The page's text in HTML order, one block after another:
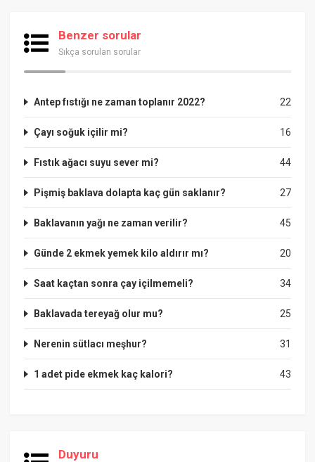
Benzer sorular
Sıkça sorulan sorular
22
Antep fıstığı ne zaman toplanır 2022?
16
Çayı soğuk içilir mi?
44
Fıstık ağacı suyu sever mi?
27
Pişmiş baklava dolapta kaç gün saklanır?
45
Baklavanın yağı ne zaman verilir?
20
Günde 2 ekmek yemek kilo aldırır mı?
34
Saat kaçtan sonra çay içilmemeli?
25
Baklavada tereyağ olur mu?
31
Nerenin sütlacı meşhur?
43
1 adet pide ekmek kaç kalori?
Duyuru